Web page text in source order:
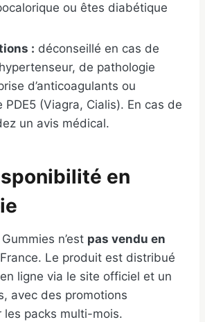
ou êtes diabétique
: déconseillé en cas de
de pathologie
d’anticoagulants ou
PDE5 (Viagra, Cialis). En cas de
un avis médical.
en
n’est pas vendu en
Le produit est distribué
ligne via le site officiel et un
avec des promotions
les packs multi-mois.